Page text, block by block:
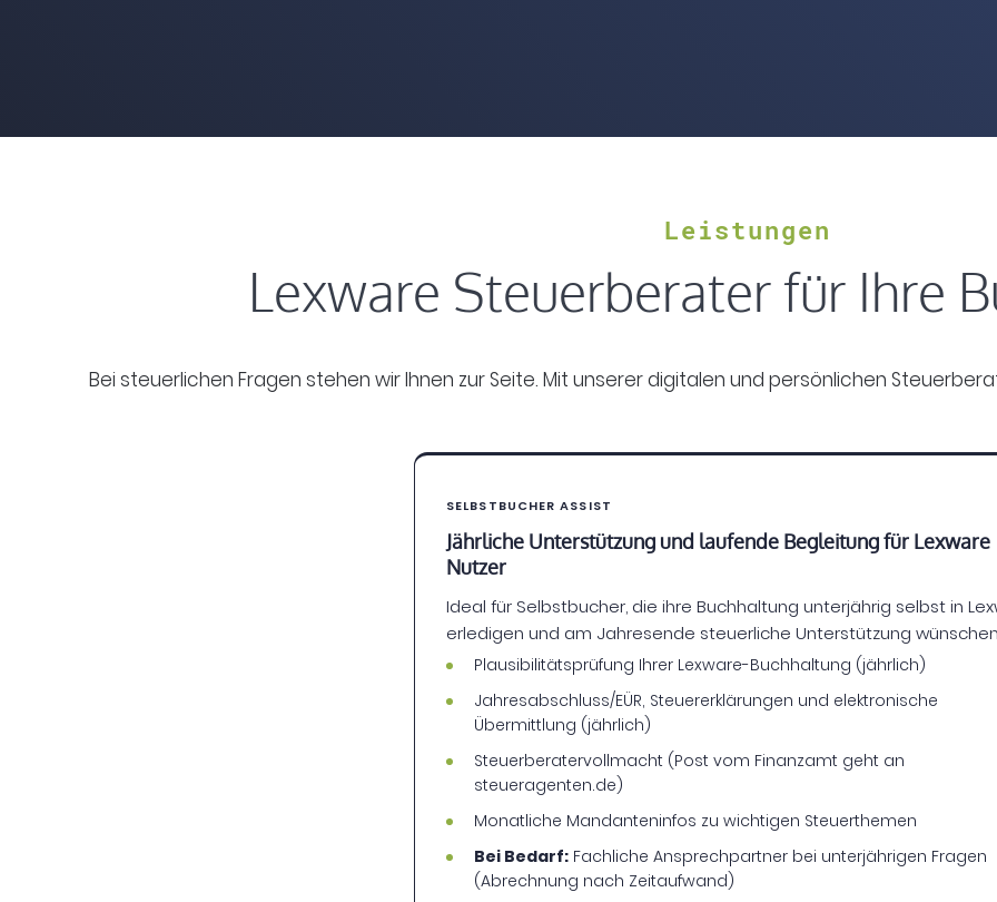
Leistungen
Lexware Steuerberater für Ihre
Bei steuerlichen Fragen stehen wir Ihnen zur Seite. Mit unserer digitalen und persönlichen
SELBSTBUCHER ASSIST
Jährliche Unterstützung und laufende Begleitung für Lexware
Nutzer
Ideal für Selbstbucher, die ihre Buchhaltung unterjährig selbst in
erledigen und am Jahresende steuerliche Unterstützung
Plausibilitätsprüfung Ihrer Lexware-Buchhaltung (jährlich)
Jahresabschluss/EÜR, Steuererklärungen und elektronische
Übermittlung (jährlich)
Steuerberatervollmacht (Post vom Finanzamt geht an
steueragenten.de)
Monatliche Mandanteninfos zu wichtigen Steuerthemen
Bei Bedarf: Fachliche Ansprechpartner bei unterjährigen Fragen
(Abrechnung nach Zeitaufwand)